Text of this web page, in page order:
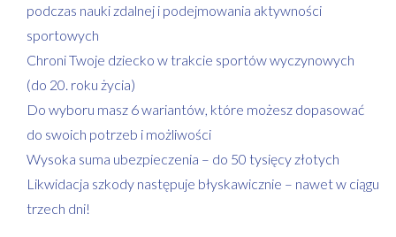
podczas nauki zdalnej i podejmowania aktywności
sportowych
Chroni Twoje dziecko w trakcie sportów wyczynowych
(do 20. roku życia)
Do wyboru masz 6 wariantów, które możesz dopasować
do swoich potrzeb i możliwości
Wysoka suma ubezpieczenia – do 50 tysięcy złotych
Likwidacja szkody następuje błyskawicznie – nawet w ciągu
trzech dni!